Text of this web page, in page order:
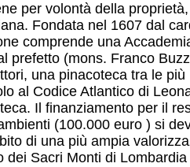
per volontà della
Fondata nel 1607 dal
comprende una
prefetto (mons. Franco
una pinacoteca tra le più
al Codice Atlantico di
Il finanziamento per il
(100.000 euro ) si
di una più ampia
dei Sacri Monti di